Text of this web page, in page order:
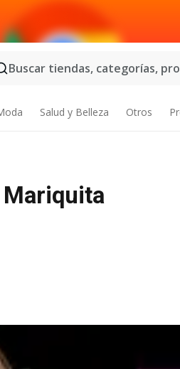
Buscar tiendas, categorías,
Salud y Belleza Otros
Mariquita